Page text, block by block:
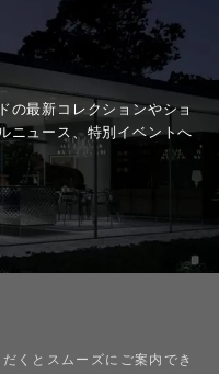
の最新コレクションやショ
ニュース、特別イベントへ
くとスムーズにご案内でき